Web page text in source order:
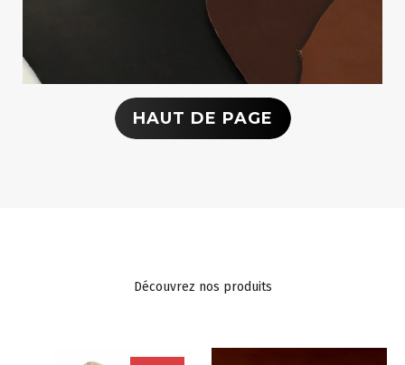
HAUT DE PAGE
Découvrez nos produits